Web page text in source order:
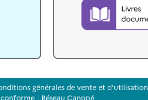
générales de vente et d'utilisation
conforme| Réseau Canopé